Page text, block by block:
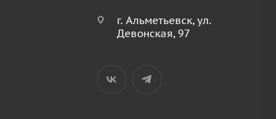
г. Альметьевск, ул.
Девонская, 97